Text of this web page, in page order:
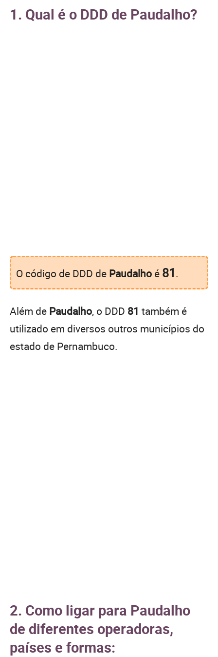
1. Qual é o DDD de Paudalho?
O código de DDD de Paudalho é 81.
Além de Paudalho, o DDD 81 também é
utilizado em diversos outros municípios do
estado de Pernambuco.
2. Como ligar para Paudalho
de diferentes operadoras,
países e formas: